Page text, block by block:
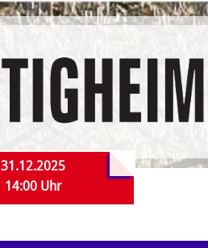
31.12.2025
14:00 Uhr